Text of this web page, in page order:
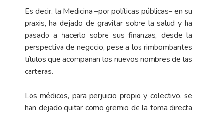
Es decir, la Medicina –por políticas públicas– en su
praxis, ha dejado de gravitar sobre la salud y ha
pasado a hacerlo sobre sus finanzas, desde la
perspectiva de negocio, pese a los rimbombantes
títulos que acompañan los nuevos nombres de las
carteras.
Los médicos, para perjuicio propio y colectivo, se
han dejado quitar como gremio de la toma directa